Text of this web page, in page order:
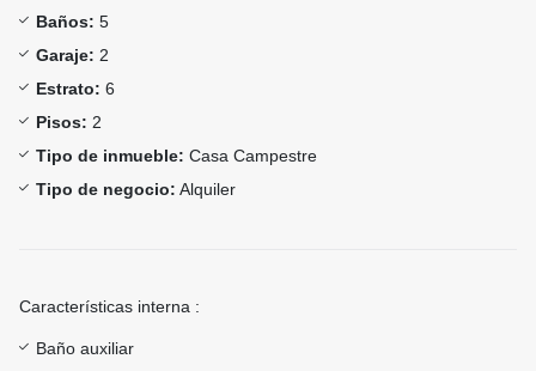
Baños: 5
Garaje: 2
Estrato: 6
Pisos: 2
Tipo de inmueble: Casa Campestre
Tipo de negocio: Alquiler
Características interna :
Baño auxiliar